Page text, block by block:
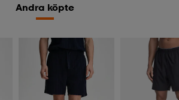
Andra köpte